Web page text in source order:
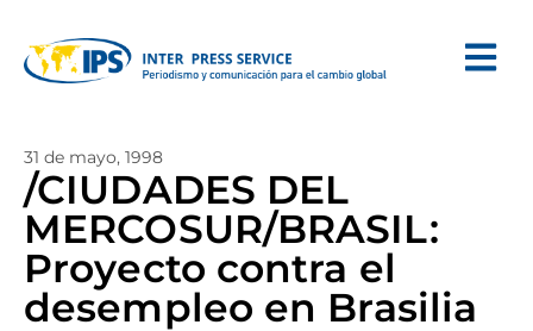
31 de mayo, 1998
/CIUDADES DEL
MERCOSUR/BRASIL:
Proyecto contra el
desempleo en Brasilia